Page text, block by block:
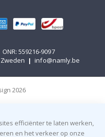
ONR: 559216-9097
| info@namly.be
2026
efficiënter te laten werken,
en het verkeer op onze